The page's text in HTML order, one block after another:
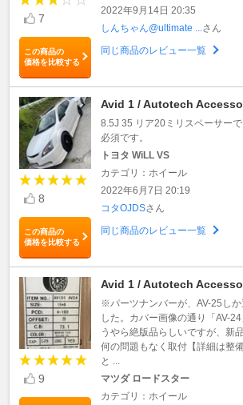
7
この商品の
価格を比較する
2022年9月14日 20:35
しんちゃん@ultimate ... さん
同じ商品のレビュー一覧
8
この商品の
価格を比較する
Avid 1 / Autotech
8.5J 35 リア20ミリスペーサー
必須です。
トヨタ WiLL VS
カテゴリ：ホイール
2022年6月7日 20:19
コタOJDSさん
同じ商品のレビュー一覧
9
Avid 1 / Autotech
※パーツナンバーが、AV-25し
した。カバー画像の通り「AV-
うやら絶版品らしいですが、新
何の問題もなく取付【詳細は整
と ...
マツダ ロードスター
カテゴリ：ホイール